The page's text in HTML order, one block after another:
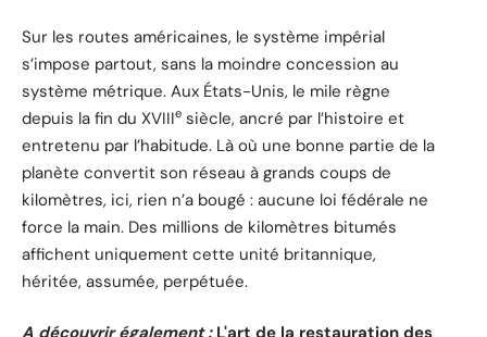
Sur les routes américaines, le système impérial
s’impose partout, sans la moindre concession au
système métrique. Aux États-Unis, le mile règne
depuis la fin du XVIIIe siècle, ancré par l’histoire et
entretenu par l’habitude. Là où une bonne partie de la
planète convertit son réseau à grands coups de
kilomètres, ici, rien n’a bougé : aucune loi fédérale ne
force la main. Des millions de kilomètres bitumés
affichent uniquement cette unité britannique,
héritée, assumée, perpétuée.